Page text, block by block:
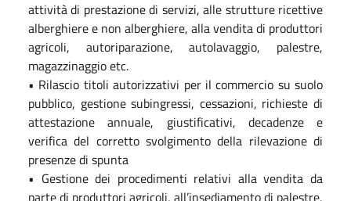
attività di prestazione di servizi, alle strutture ricettive
alberghiere e non alberghiere, alla vendita di produttori
agricoli, autoriparazione, autolavaggio, palestre,
magazzinaggio etc.
• Rilascio titoli autorizzativi per il commercio su suolo
pubblico, gestione subingressi, cessazioni, richieste di
attestazione annuale, giustificativi, decadenze e
verifica del corretto svolgimento della rilevazione di
presenze di spunta
• Gestione dei procedimenti relativi alla vendita da
parte di produttori agricoli, all’insediamento di palestre,